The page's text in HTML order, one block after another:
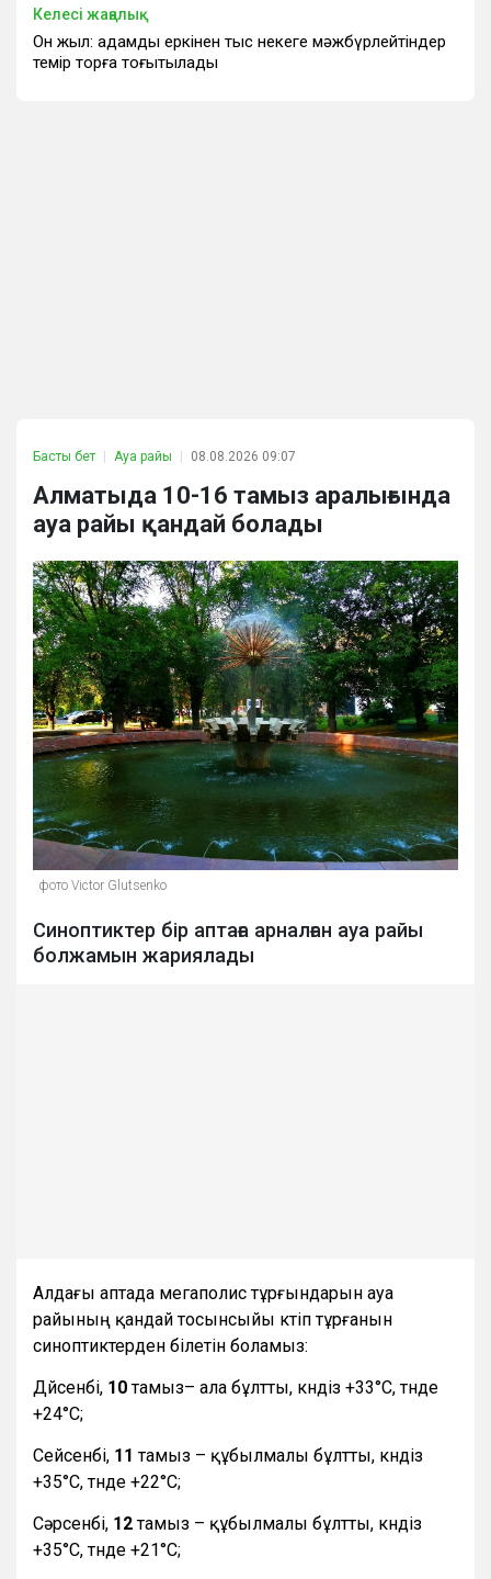
Келесі жаңалық
Он жыл: адамды еркінен тыс некеге мәжбүрлейтіндер
темір торға тоғытылады
Басты бет Ауа райы 08.08.2026 09:07
Алматыда 10-16 тамыз аралығында
ауа райы қандай болады
фото Victor Glutsenko
Синоптиктер бір аптаға арналған ауа райы
болжамын жариялады
Алдағы аптада мегаполис тұрғындарын ауа
райының қандай тосынсыйы күтіп тұрғанын
синоптиктерден білетін боламыз:
Дүйсенбі, 10тамыз– ала бұлтты, күндіз +33°С, түнде
+24°С;
Сейсенбі, 11тамыз – құбылмалы бұлтты, күндіз
+35°С, түнде +22°С;
Сәрсенбі, 12тамыз – құбылмалы бұлтты, күндіз
+35°С, түнде +21°С;